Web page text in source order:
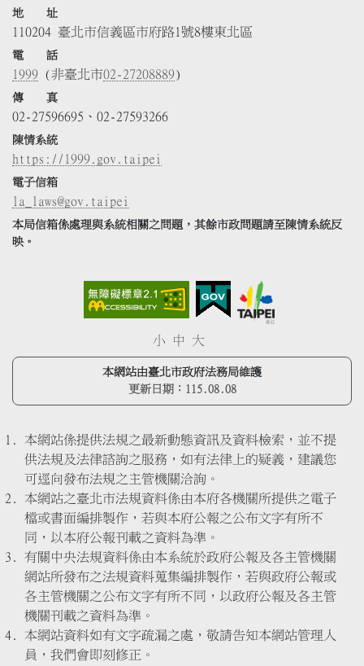
地 址
110204 臺北市信義區市府路1號8樓東北區
電 話
1999 (非臺北市02-27208889)
傳 真
02-27596695、02-27593266
陳情系統
https://1999.gov.taipei
電子信箱
la_laws@gov.taipei
本局信箱係處理與系統相關之問題，其餘市政問題請至陳情系統反
映。
小 中 大
本網站由臺北市政府法務局維護
更新日期： 115.08.08
本網站係提供法規之最新動態資訊及資料檢索，並不提
供法規及法律諮詢之服務，如有法律上的疑義，建議您
可逕向發布法規之主管機關洽詢。
本網站之臺北市法規資料係由本府各機關所提供之電子
檔或書面編排製作，若與本府公報之公布文字有所不
同，以本府公報刊載之資料為準。
有關中央法規資料係由本系統於政府公報及各主管機關
網站所發布之法規資料蒐集編排製作，若與政府公報或
各主管機關之公布文字有所不同，以政府公報及各主管
機關刊載之資料為準。
本網站資料如有文字疏漏之處，敬請告知本網站管理人
員，我們會即刻修正。